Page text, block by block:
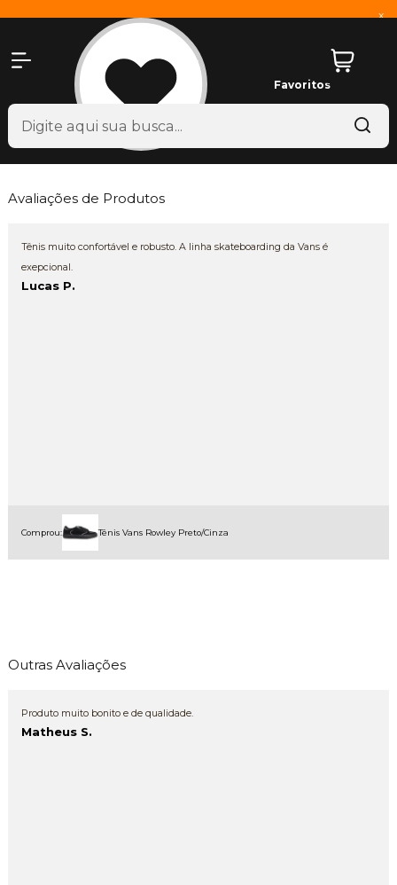
x
Favoritos
Avaliações de Produtos
Tênis muito confortável e robusto. A linha skateboarding da Vans é
exepcional.
Lucas P.
Comprou: Tênis Vans Rowley Preto/Cinza
Outras Avaliações
Produto muito bonito e de qualidade.
Matheus S.